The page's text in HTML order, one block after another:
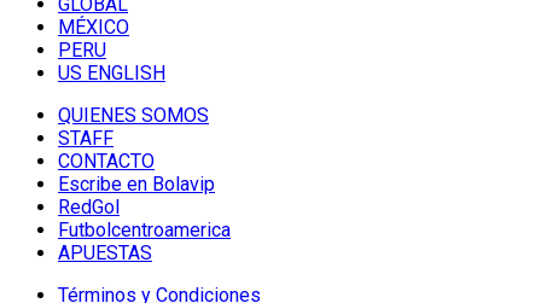
MÉXICO
PERU
US ENGLISH
QUIENES SOMOS
STAFF
CONTACTO
Escribe en Bolavip
RedGol
Futbolcentroamerica
APUESTAS
Términos y Condiciones